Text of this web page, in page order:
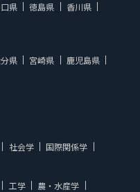
県 徳島県
香川県
県 宮崎県
鹿児島県
社会学
国際関係学
工学
農・水産学